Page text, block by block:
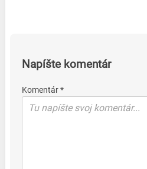
Napíšte komentár
Komentár *